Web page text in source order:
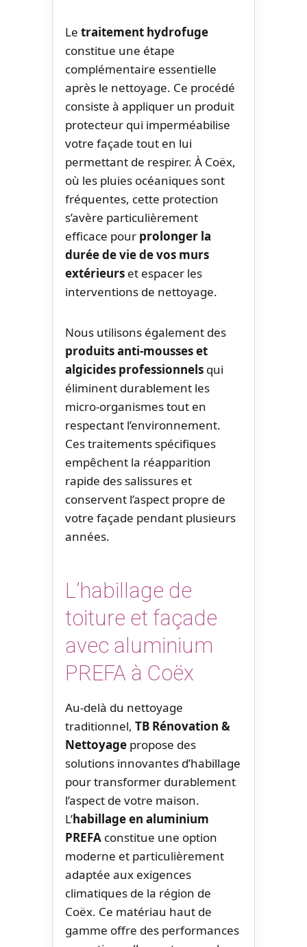
Le traitement hydrofuge
constitue une étape
complémentaire essentielle
après le nettoyage. Ce procédé
consiste à appliquer un produit
protecteur qui imperméabilise
votre façade tout en lui
permettant de respirer. À Coëx,
où les pluies océaniques sont
fréquentes, cette protection
s’avère particulièrement
efficace pour prolonger la
durée de vie de vos murs
extérieurs et espacer les
interventions de nettoyage.
Nous utilisons également des
produits anti-mousses et
algicides professionnels qui
éliminent durablement les
micro-organismes tout en
respectant l’environnement.
Ces traitements spécifiques
empêchent la réapparition
rapide des salissures et
conservent l’aspect propre de
votre façade pendant plusieurs
années.
L’habillage de
toiture et façade
avec aluminium
PREFA à Coëx
Au-delà du nettoyage
traditionnel, TB Rénovation &
Nettoyage propose des
solutions innovantes d’habillage
pour transformer durablement
l’aspect de votre maison.
L’habillage en aluminium
PREFA constitue une option
moderne et particulièrement
adaptée aux exigences
climatiques de la région de
Coëx. Ce matériau haut de
gamme offre des performances